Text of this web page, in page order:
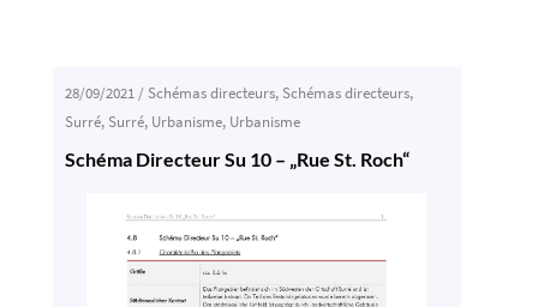
28/09/2021/Schémas directeurs,Schémas directeurs,
Surré,Surré, Urbanisme, Urbanisme
Schéma Directeur Su 10 – „Rue St. Roch“